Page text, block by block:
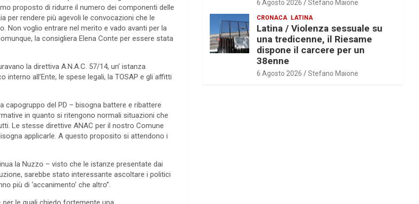
proposto di ridurre il numero dei componenti delle
per rendere più agevoli le convocazioni che le
Non voglio entrare nel merito e vado avanti per la
la consigliera Elena Conte per essere stata
la direttiva A.N.A.C. 57/14, un’ istanza
interno all’Ente, le spese legali, la TOSAP e gli affitti
capogruppo del PD – bisogna battere e ribattere
in quanto si ritengono normali situazioni che
Le stesse direttive ANAC per il nostro Comune
applicarle. A questo proposito si attendono i
la Nuzzo – visto che le istanze presentate dai
sarebbe stato interessante ascoltare i politici
più di ‘accanimento’ che altro”.
6 Agosto 2026 Stefano Maione
CRONACA LATINA
Latina / Violenza sessuale su
una tredicenne, il Riesame
dispone il carcere per un
38enne
6 Agosto 2026 Stefano Maione